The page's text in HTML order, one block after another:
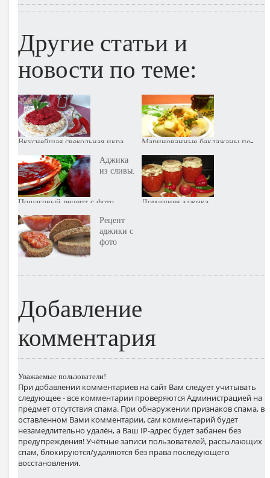
Другие статьи и
новости по теме:
Вкуснейшая свекольная икра
с фото
Маринованные баклажаны по-
рецепт с фото
Аджика
из сливы.
Пошаговый рецепт с фото
Домашняя аджика
Рецепт
аджики с
фото
Добавление
комментария
Уважаемые пользователи!
При добавлении комментариев на сайт Вам следует учитывать
следующее - все комментарии проверяются Администрацией на
предмет отсутствия спама. При обнаружении признаков спама, в
оставленном Вами комментарии, сам комментарий будет
незамедлительно удалён, а Ваш IP-адрес будет забанен без
предупреждения! Учётные записи пользователей, рассылающих
спам, блокируются/удаляются без права последующего
восстановления.